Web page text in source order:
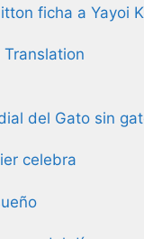
ficha a Yayoi
Translation
del Gato sin
celebra